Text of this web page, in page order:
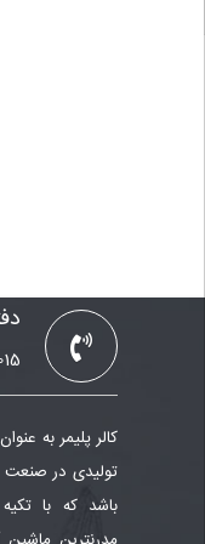
کالر پلیمر به
تولیدی در صنعت
باشد که با